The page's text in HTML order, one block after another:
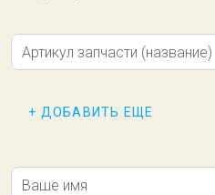
В
Артикул запчасти (название)
+ ДОБАВИТЬ ЕЩЕ
Ваше имя